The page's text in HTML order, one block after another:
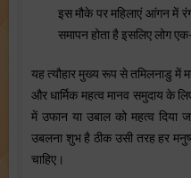
इस मौके पर महिलाएं आंगन में
समापन होता है इसलिए लोग
यह त्यौहार मुख्य रूप से तमिलनाडु में
और धार्मिक महत्व मानव समुदाय के
में उफान या उबाल को महत्व दिया
उबलना शुभ है ठीक उसी तरह हर
चाहिए।